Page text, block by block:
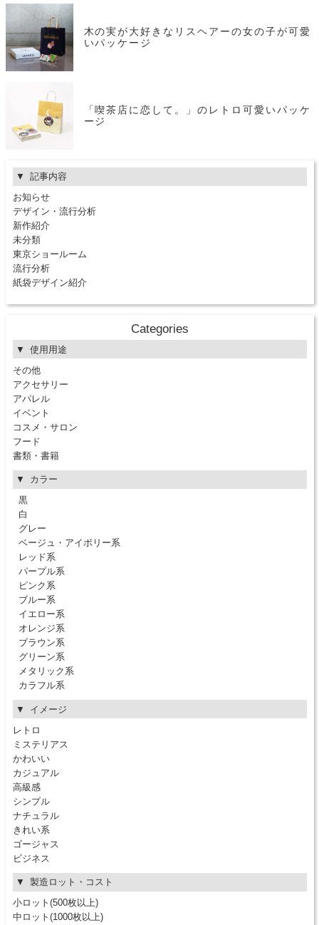
木の実が大好きなリスヘアーの女の子が可愛
いパッケージ
「喫茶店に恋して。」のレトロ可愛いパッケ
ージ
記事内容
お知らせ
デザイン・流行分析
新作紹介
未分類
東京ショールーム
流行分析
紙袋デザイン紹介
Categories
使用用途
その他
アクセサリー
アパレル
イベント
コスメ・サロン
フード
書類・書籍
カラー
黒
白
グレー
ベージュ・アイボリー系
レッド系
パープル系
ピンク系
ブルー系
イエロー系
オレンジ系
ブラウン系
グリーン系
メタリック系
カラフル系
イメージ
レトロ
ミステリアス
かわいい
カジュアル
高級感
シンプル
ナチュラル
きれい系
ゴージャス
ビジネス
製造ロット・コスト
小ロット(500枚以上)
中ロット(1000枚以上)